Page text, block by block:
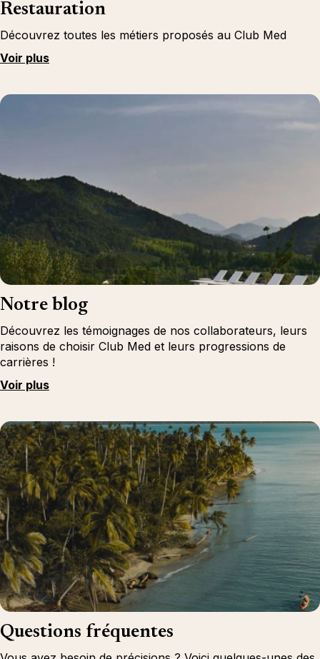
Restauration
Découvrez toutes les métiers proposés au Club Med
Voir plus
Notre blog
Découvrez les témoignages de nos collaborateurs, leurs
raisons de choisir Club Med et leurs progressions de
carrières !
Voir plus
Questions fréquentes